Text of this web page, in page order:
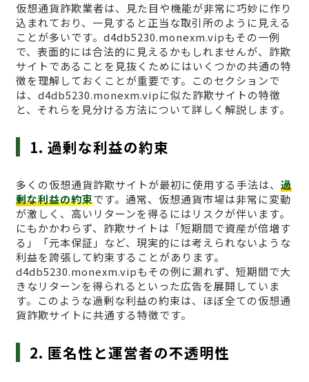
仮想通貨詐欺業者は、見た目や機能が非常に巧妙に作り
込まれており、一見すると正当な取引所のように見える
ことが多いです。d4db5230.monexm.vipもその一例
で、表面的には合法的に見えるかもしれませんが、詐欺
サイトであることを見抜くためにはいくつかの共通の特
徴を理解しておくことが重要です。このセクションで
は、d4db5230.monexm.vipに似た詐欺サイトの特徴
と、それらを見分ける方法について詳しく解説します。
1. 過剰な利益の約束
多くの仮想通貨詐欺サイトが最初に使用する手法は、 過
剰な利益の約束です。通常、仮想通貨市場は非常に変動
が激しく、高いリターンを得るにはリスクが伴います。
にもかかわらず、詐欺サイトは「短期間で資産が倍増す
る」「元本保証」など、現実的には考えられないような
利益を誇張して約束することがあります。
d4db5230.monexm.vipもその例に漏れず、短期間で大
きなリターンを得られるといった広告を展開していま
す。このような過剰な利益の約束は、ほぼ全ての仮想通
貨詐欺サイトに共通する特徴です。
2. 匿名性と運営者の不透明性